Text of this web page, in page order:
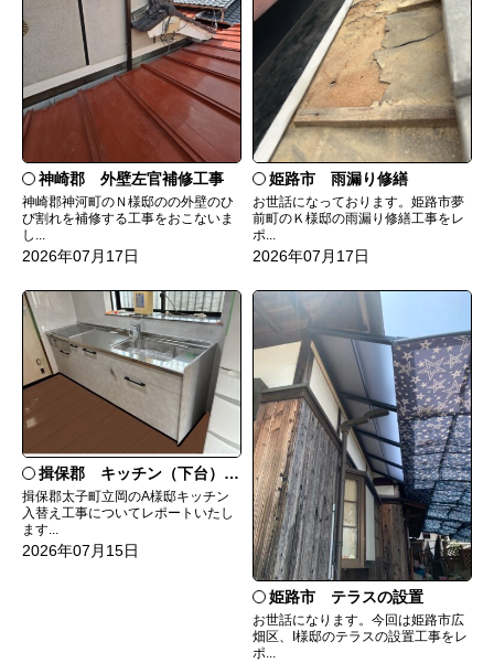
神崎郡 外壁左官補修工事
神崎郡神河町のＮ様邸のの外壁のひ
び割れを補修する工事をおこないま
し...
2026年07月17日
姫路市 雨漏り修繕
お世話になっております。姫路市夢
前町のＫ様邸の雨漏り修繕工事をレ
ポ...
2026年07月17日
揖保郡 キッチン（下台）交換
揖保郡太子町立岡のA様邸キッチン
入替え工事についてレポートいたし
ます...
2026年07月15日
姫路市 テラスの設置
お世話になります。今回は姫路市広
畑区、I様邸のテラスの設置工事をレ
ポ...